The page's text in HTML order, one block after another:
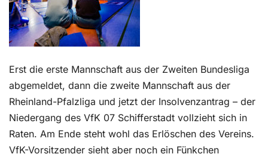
Erst die erste Mannschaft aus der Zweiten Bundesliga
abgemeldet, dann die zweite Mannschaft aus der
Rheinland-Pfalzliga und jetzt der Insolvenzantrag – der
Niedergang des VfK 07 Schifferstadt vollzieht sich in
Raten. Am Ende steht wohl das Erlöschen des Vereins.
VfK-Vorsitzender sieht aber noch ein Fünkchen